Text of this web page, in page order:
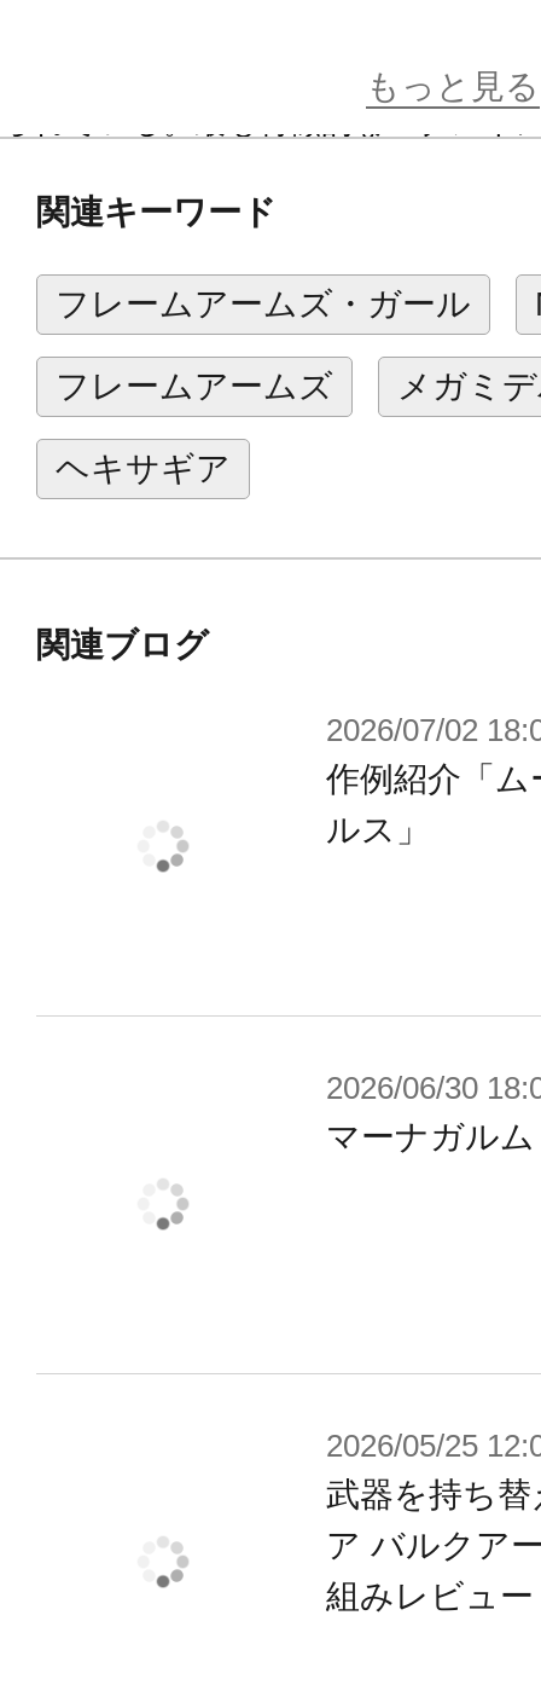
深紅のジーク・スプリンガーは、通
的に超高温に達し対象を溶断破壊す
を隠蔽・欺瞞することができる。深
ェルギアーズが開発した特殊コーテ
で、強い熱耐性を持ち、あえて視認
イーンズガードであることを相手に
る。騎乗時はガバナーの背部ヘキサ
ルバスター射撃時の排熱の一部も担
この機体はジーク・スプリンガーの
した個体が選別されており、ディセ
部センサーを覆うように配置するこ
体制御用の綱具連結基部を備え、ガ
暴れ狂うこととなる。
力向上を意図したものであり、本来
ジーク・スプリンガーをより戦闘向
いるのも、一帯に敷設された各種セ
情報支援を受けられるといった体制
もっと見る
関連キーワード
フレームアームズ・ガール
フレームアームズ メガミ
ヘキサギア
関連ブログ
2026/07/02
作例紹介「
ルス」
2026/06/30
マーナガル
2026/05/25
武器を持ち
ア バルクア
組みレビュー